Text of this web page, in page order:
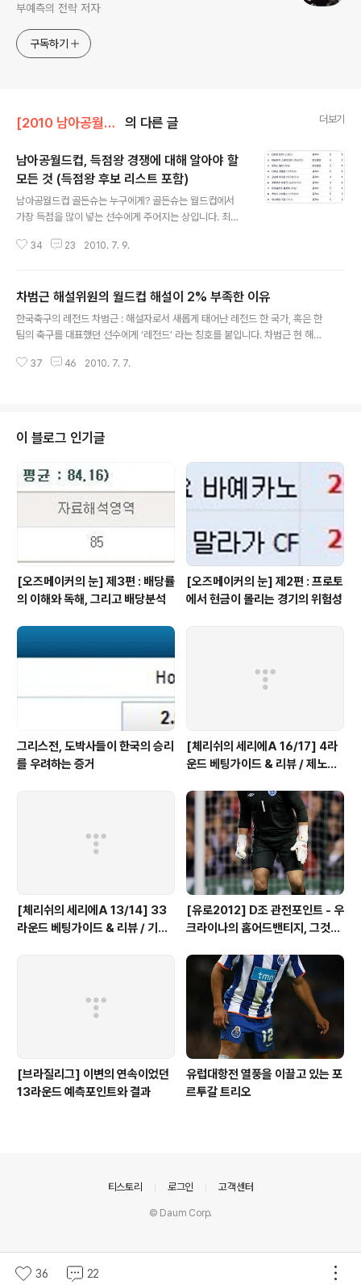
부예측의 전략 저자
구독하기
[2010 남아공월드컵 View On]/월드컵 핫이슈 의 다른 글 더보기
남아공월드컵, 득점왕 경쟁에 대해 알아야 할
모든 것 (득점왕 후보 리스트 포함)
남아공월드컵 골든슈는 누구에게? 골든슈는 월드컵에서
가장 득점을 많이 넣는 선수에게 주어지는 상입니다. 최근
골), 호나우두(한일월드컵, 브라질, 8골), 클로제(독일월드
위는 매우 치열한 전개 양상을 띄고 있습니다. 나란히 결승
전에 진출한 비야(스페인)와 스네이더(네덜란드)가 5골로
선두를 지키고 있으며, 3,4위전에 진출한 뮐러, 클로제 (이
습니다. 8강전에서 퇴장으로 준결승에 결장했던 루이스수
34 23 2010. 7. 9.
차범근 해설위원의 월드컵 해설이 2% 부족한 이유
한국축구의 레전드 차범근 : 해설자로서 새롭게 태어난 레전드 한 국가, 혹은 한
팀의 축구를 대표했던 선수에게 ‘레전드’ 라는 칭호를 붙입니다. 차범근 현 해설
구의 레전드임을 누구도 부인할 수 없습니다. 차범근 축구교실을 만들어 유소년
론은 이를 이해하기 힘들게 만들었으며, 수원삼성의 감독으로서 소속팀이 부진
에 빠지자 차범근 감독을 욕하는 팬들 또한 많았습니다. 1998년 프랑스월드컵
37 46 2010. 7. 7.
이 블로그 인기글
[오즈메이커의 눈] 제3편 : 배당률
의 이해와 독해, 그리고 배당분석
[오즈메이커의 눈] 제2편 : 프로토
에서 현금이 몰리는 경기의 위험성
그리스전, 도박사들이 한국의 승리
를 우려하는 증거
[체리쉬의 세리에A 16/17] 4라
운드 베팅가이드 & 리뷰 / 제노아
[체리쉬의 세리에A 13/14] 33
라운드 베팅가이드 & 리뷰 / 기적
[유로2012] D조 관전포인트 - 우
크라이나의 홈어드밴티지, 그것이
[브라질리그] 이변의 연속이었던
13라운드 예측포인트와 결과
유럽대항전 열풍을 이끌고 있는 포
르투갈 트리오
36 22
티스토리 로그인 고객센터
© Daum Corp.